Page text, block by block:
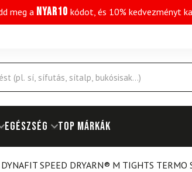
meg a NYAR10 kódot, és 10% kedvezményt
EGÉSZSÉG Top márkák
DYNAFIT SPEED DRYARN® M TIGHTS TERMO